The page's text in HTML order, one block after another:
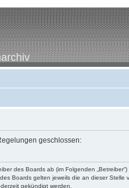
geschlossen:
des Boards ab (im Folgenden
Boards gelten jeweils die an dieser Stelle
gekündigt werden.